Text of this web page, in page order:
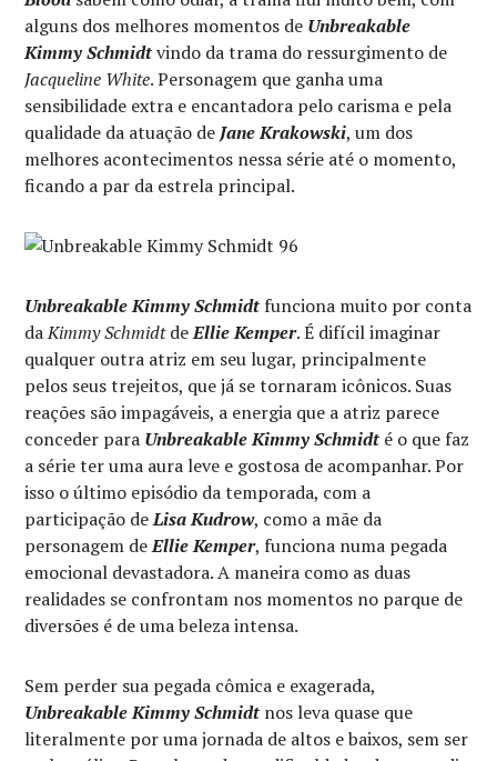
alguns dos melhores momentos de Unbreakable
Kimmy Schmidtvindo da trama do ressurgimento de
Jacqueline White. Personagem que ganha uma
sensibilidade extra e encantadora pelo carisma e pela
qualidade da atuação de Jane Krakowski, um dos
melhores acontecimentos nessa série até o momento,
ficando a par da estrela principal.
Unbreakable Kimmy Schmidtfunciona muito por conta
daKimmy SchmidtdeEllie Kemper. É difícil imaginar
qualquer outra atriz em seu lugar, principalmente
pelos seus trejeitos, que já se tornaram icônicos. Suas
reações são impagáveis, a energia que a atriz parece
conceder para Unbreakable Kimmy Schmidté o que faz
a série ter uma aura leve e gostosa de acompanhar. Por
isso o último episódio da temporada, com a
participação deLisa Kudrow, como a mãe da
personagem deEllie Kemper, funciona numa pegada
emocional devastadora. A maneira como as duas
realidades se confrontam nos momentos no parque de
diversões é de uma beleza intensa.
Sem perder sua pegada cômica e exagerada,
Unbreakable Kimmy Schmidtnos leva quase que
literalmente por uma jornada de altos e baixos, sem ser